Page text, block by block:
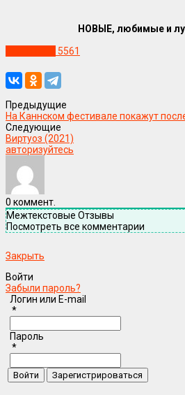
НОВЫЕ, любимые и
5561
Предыдущие
На Каннском фестивале покажут
Следующие
Виртуоз (2021)
авторизуйтесь
0 коммент.
Межтекстовые Отзывы
Посмотреть все комментарии
Закрыть
Войти
Забыли пароль?
Логин или E-mail
*
Пароль
*